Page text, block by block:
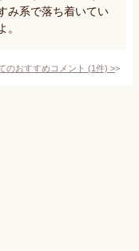
み系で落ち着いてい
のおすすめコメント (1件) >